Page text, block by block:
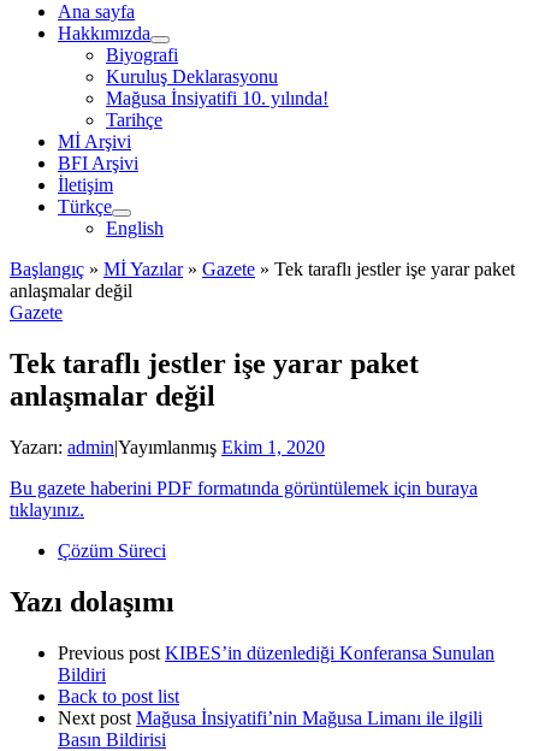
Ana sayfa
Hakkımızda
Biyografi
Kuruluş Deklarasyonu
Mağusa İnsiyatifi 10. yılında!
Tarihçe
Mİ Arşivi
BFI Arşivi
İletişim
Türkçe
English
Başlangıç » Mİ Yazılar » Gazete » Tek taraflı jestler işe yarar paket
anlaşmalar değil
Gazete
Tek taraflı jestler işe yarar paket
anlaşmalar değil
Yazarı: admin|Yayımlanmış Ekim 1, 2020
Bu gazete haberini PDF formatında görüntülemek için buraya
tıklayınız.
Çözüm Süreci
Yazı dolaşımı
Previous post KIBES’in düzenlediği Konferansa Sunulan
Bildiri
Back to post list
Next post Mağusa İnsiyatifi’nin Mağusa Limanı ile ilgili
Basın Bildirisi